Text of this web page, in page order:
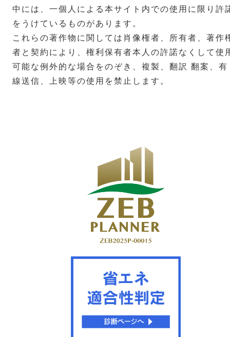
中には、一個人による本サイト内での使用に限り許
をうけているものがあります。
これらの著作物に関しては肖像権者、所有者、著作
者と契約により、権利保有者本人の許諾なくして使
可能な例外的な場合をのぞき、複製、翻訳 翻案、有
線送信、上映等の使用を禁止します。